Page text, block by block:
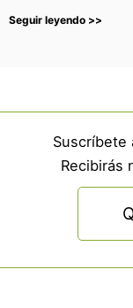
Seguir leyendo >>
Suscríbete
Recibirás